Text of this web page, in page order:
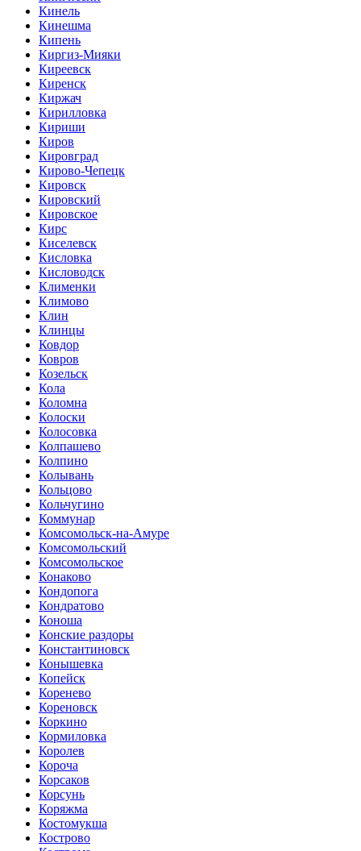
Кинель
Кинешма
Кипень
Киргиз-Мияки
Киреевск
Киренск
Киржач
Кирилловка
Кириши
Киров
Кировград
Кирово-Чепецк
Кировск
Кировский
Кировское
Кирс
Киселевск
Кисловка
Кисловодск
Клименки
Климово
Клин
Клинцы
Ковдор
Ковров
Козельск
Кола
Коломна
Колоски
Колосовка
Колпашево
Колпино
Колывань
Кольцово
Кольчугино
Коммунар
Комсомольск-на-Амуре
Комсомольский
Комсомольское
Конаково
Кондопога
Кондратово
Коноша
Конские раздоры
Константиновск
Конышевка
Копейск
Коренево
Кореновск
Коркино
Кормиловка
Королев
Короча
Корсаков
Корсунь
Коряжма
Костомукша
Кострово